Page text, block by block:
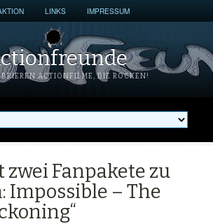
LINKS IMPRESSUM
ACTIONFILME, DIE ROCKEN!
zwei Fanpakete zu
Impossible – The